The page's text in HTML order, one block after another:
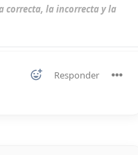
correcta, la incorrecta y la
Responder